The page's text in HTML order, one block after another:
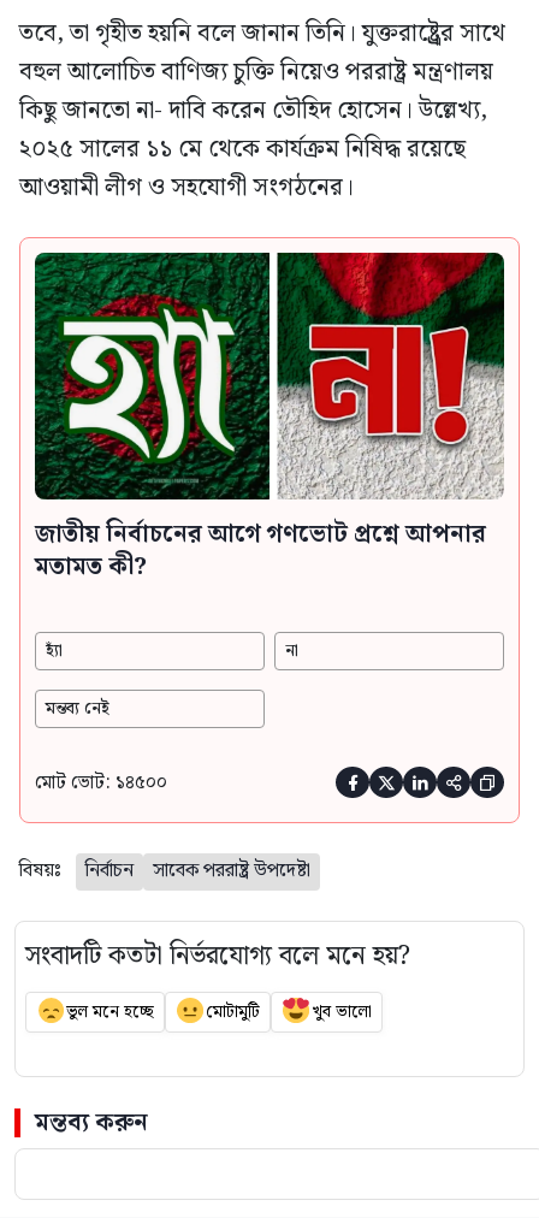
তবে, তা গৃহীত হয়নি বলে জানান তিনি। যুক্তরাষ্ট্র্রের সাথে
বহুল আলোচিত বাণিজ্য চুক্তি নিয়েও পররাষ্ট্র মন্ত্রণালয়
কিছু জানতো না- দাবি করেন তৌহিদ হোসেন। উল্লেখ্য,
২০২৫ সালের ১১ মে থেকে কার্যক্রম নিষিদ্ধ রয়েছে
আওয়ামী লীগ ও সহযোগী সংগঠনের।
জাতীয় নির্বাচনের আগে গণভোট প্রশ্নে আপনার
মতামত কী?
হ্যাঁ না
মন্তব্য নেই
মোট ভোট: ১৪৫০০     
বিষয়ঃ নির্বাচন সাবেক পররাষ্ট্র উপদেষ্টা
সংবাদটি কতটা নির্ভরযোগ্য বলে মনে হয়?
ভুল মনে হচ্ছে মোটামুটি খুব ভালো
মন্তব্য করুন